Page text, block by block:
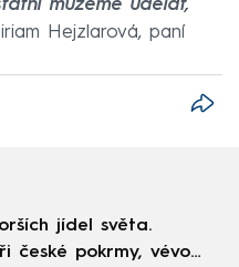
můžeme udělat,
Hejzlarová, paní
jídel světa.
české pokrmy, vévodí